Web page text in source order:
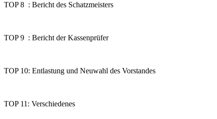
TOP 8 : Bericht des Schatzmeisters
TOP 9 : Bericht der Kassenprüfer
TOP 10: Entlastung und Neuwahl des Vorstandes
TOP 11: Verschiedenes